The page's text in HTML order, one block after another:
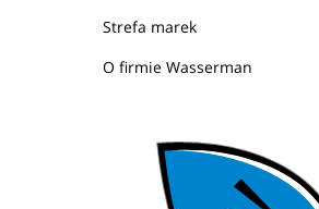
Strefa marek
O firmie Wasserman